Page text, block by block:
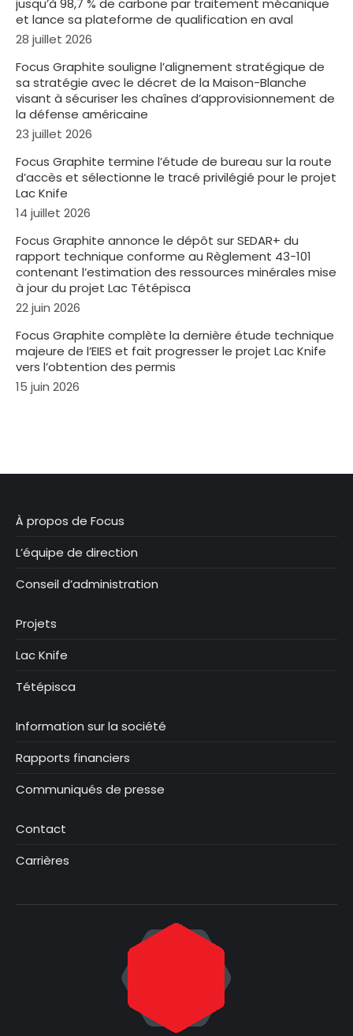
jusqu’à 98,7 % de carbone par traitement mécanique
et lance sa plateforme de qualification en aval
28 juillet 2026
Focus Graphite souligne l’alignement stratégique de
sa stratégie avec le décret de la Maison-Blanche
visant à sécuriser les chaînes d’approvisionnement de
la défense américaine
23 juillet 2026
Focus Graphite termine l’étude de bureau sur la route
d’accès et sélectionne le tracé privilégié pour le projet
Lac Knife
14 juillet 2026
Focus Graphite annonce le dépôt sur SEDAR+ du
rapport technique conforme au Règlement 43-101
contenant l’estimation des ressources minérales mise
à jour du projet Lac Tétépisca
22 juin 2026
Focus Graphite complète la dernière étude technique
majeure de l’EIES et fait progresser le projet Lac Knife
vers l’obtention des permis
15 juin 2026
À propos de Focus
L’équipe de direction
Conseil d’administration
Projets
Lac Knife
Tétépisca
Information sur la société
Rapports financiers
Communiqués de presse
Contact
Carrières